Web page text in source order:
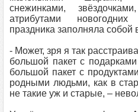
снежинками,
атрибутами
праздника заполняла собой
- Может, зря я так
большой пакет с
большой пакет с
родными людьми, как в
не такие уж и старые, –